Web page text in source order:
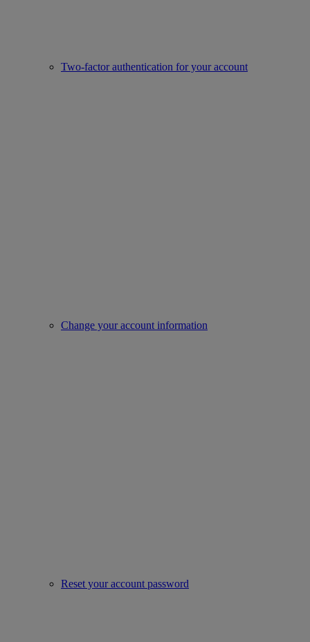
Two-factor authentication for your account
Change your account information
Reset your account password